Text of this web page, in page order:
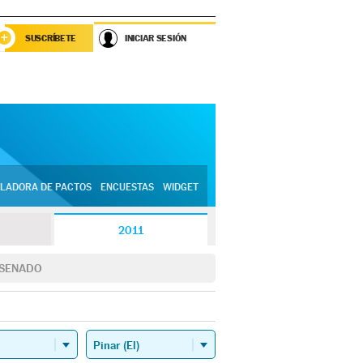
SUSCRÍBETE INICIAR SESIÓN
DE PACTOS ENCUESTAS WIDGET
2011